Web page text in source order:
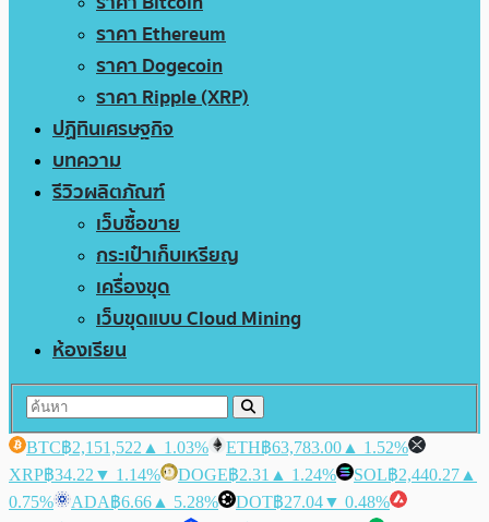
ราคา Ethereum
ราคา Dogecoin
ราคา Ripple (XRP)
ปฏิทินเศรษฐกิจ
บทความ
รีวิวผลิตภัณฑ์
เว็บซื้อขาย
กระเป๋าเก็บเหรียญ
เครื่องขุด
เว็บขุดแบบ Cloud Mining
ห้องเรียน
BTC฿2,151,522 ▲ 1.03% ETH฿63,783.00 ▲ 1.52%
XRP฿34.22 ▼ 1.14% DOGE฿2.31 ▲ 1.24% SOL฿2,440.27 ▲
0.75%
ADA฿6.66 ▲ 5.28% DOT฿27.04▼ 0.48%